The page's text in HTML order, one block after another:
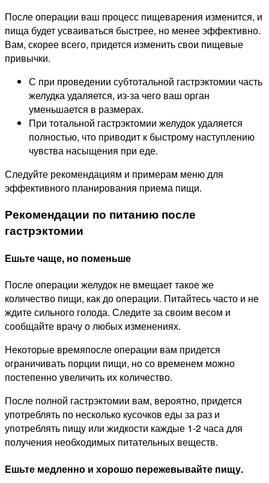
После операции ваш процесс пищеварения изменится, и
пища будет усваиваться быстрее, но менее эффективно.
Вам, скорее всего, придется изменить свои пищевые
привычки.
С при проведении субтотальной гастрэктомии часть
желудка удаляется, из-за чего ваш орган
уменьшается в размерах.
При тотальной гастрэктомии желудок удаляется
полностью, что приводит к быстрому наступлению
чувства насыщения при еде.
Следуйте рекомендациям и примерам меню для
эффективного планирования приема пищи.
Рекомендации по питанию после
гастрэктомии
Ешьте чаще, но поменьше
После операции желудок не вмещает такое же
количество пищи, как до операции. Питайтесь часто и не
ждите сильного голода. Следите за своим весом и
сообщайте врачу о любых изменениях.
Некоторые времяпосле операции вам придется
ограничивать порции пищи, но со временем можно
постепенно увеличить их количество.
После полной гастрэктомии вам, вероятно, придется
употреблять по несколько кусочков еды за раз и
употреблять пищу или жидкости каждые 1-2 часа для
получения необходимых питательных веществ.
Ешьте медленно и хорошо пережевывайте пищу.